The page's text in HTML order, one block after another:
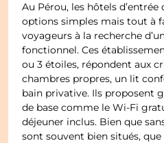
Au Pérou, les hôtels
options simples mais tout à
voyageurs à la recherche
fonctionnel. Ces
ou 3 étoiles, répondent aux
chambres propres, un lit
bain privative. Ils proposent
de base comme le Wi-Fi
déjeuner inclus. Bien que
sont souvent bien situés,